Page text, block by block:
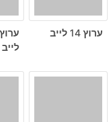
ערוץ 14 לייב
לייב